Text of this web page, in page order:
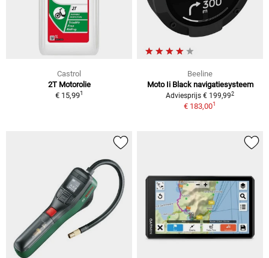
Castrol
2T Motorolie
€ 15,991
Beeline
Moto Ii Black navigatiesysteem
Adviesprijs € 199,992
€ 183,001